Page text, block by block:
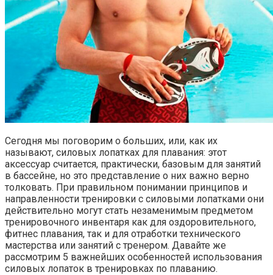
Сегодня мы поговорим о больших, или, как их
называют, силовых лопатках для плавания: этот
аксессуар считается, практически, базовым для занятий
в бассейне, но это представление о них важно верно
толковать. При правильном понимании принципов и
направленности тренировки с силовыми лопатками они
действительно могут стать незаменимым предметом
тренировочного инвентаря как для оздоровительного,
фитнес плавания, так и для отработки технического
мастерства или занятий с тренером. Давайте же
рассмотрим 5 важнейших особенностей использования
силовых лопаток в тренировках по плаванию.